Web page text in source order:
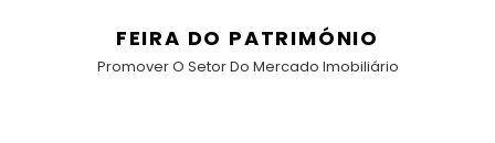
FEIRA DO PATRIMÓNIO
Promover O Setor Do Mercado Imobiliário